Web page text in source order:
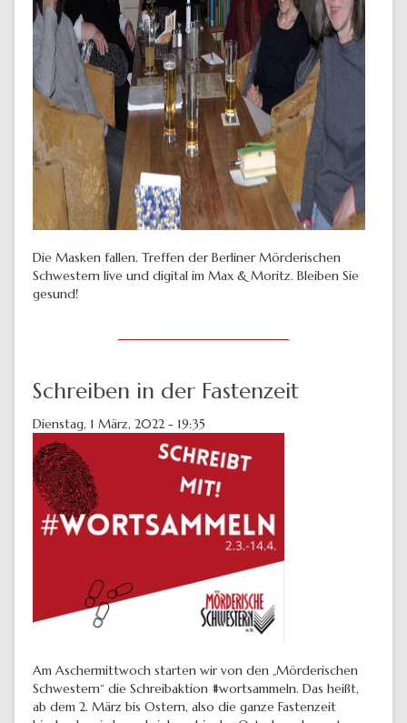
Die Masken fallen. Treffen der Berliner Mörderischen
Schwestern live und digital im Max & Moritz. Bleiben Sie
gesund!
Schreiben in der Fastenzeit
Dienstag, 1 März, 2022 - 19:35
Am Aschermittwoch starten wir von den „Mörderischen
Schwestern“ die Schreibaktion #wortsammeln. Das heißt,
ab dem 2. März bis Ostern, also die ganze Fastenzeit